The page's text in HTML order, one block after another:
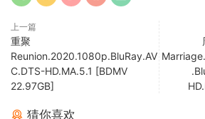
上一篇
重聚
Reunion.2020.1080p.BluRay.AV
C.DTS-HD.MA.5.1 [BDMV
22.97GB]
猜你喜欢